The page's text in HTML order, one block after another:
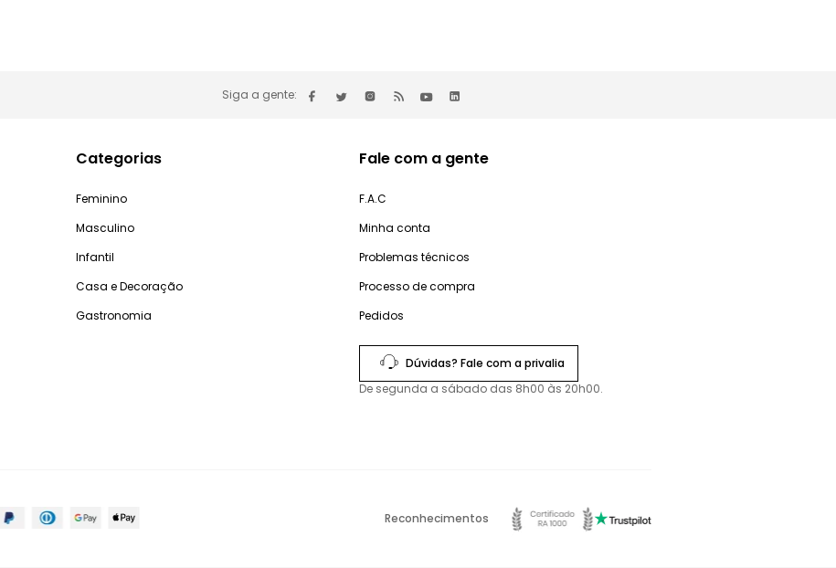
Siga a gente:
Categorias
Feminino
Masculino
Infantil
Casa e Decoração
Gastronomia
Fale com a gente
F.A.C
Minha conta
Problemas técnicos
Processo de compra
Pedidos
Dúvidas? Fale com a privalia
De segunda a sábado das 8h00 às 20h00.
Reconhecimentos